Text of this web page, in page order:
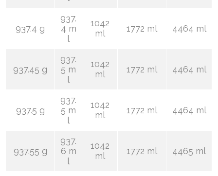
937.4 g
937.
4 m
l
1042
ml
1772 ml 4464 ml
937.45 g
937.
5 m
l
1042
ml
1772 ml 4464 ml
937.5 g
937.
5 m
l
1042
ml
1772 ml 4464 ml
937.55 g
937.
6 m
l
1042
ml
1772 ml 4465 ml